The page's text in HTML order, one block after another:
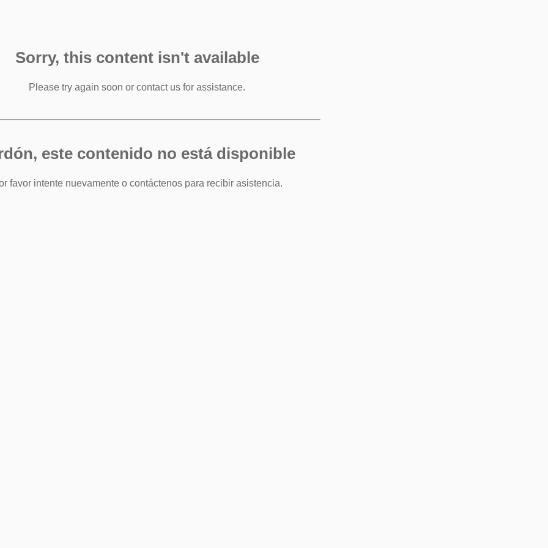
Sorry, this content isn't available
Please try again soon or contact us for assistance.
este contenido no está disponible
favor intente nuevamente o contáctenos para recibir asistencia.